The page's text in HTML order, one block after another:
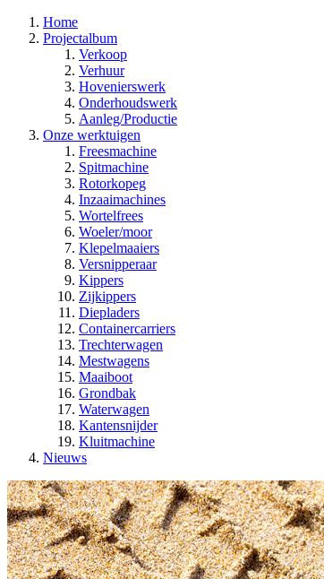
Home
Projectalbum
Verkoop
Verhuur
Hovenierswerk
Onderhoudswerk
Aanleg/Productie
Onze werktuigen
Freesmachine
Spitmachine
Rotorkopeg
Inzaaimachines
Wortelfrees
Woeler/moor
Klepelmaaiers
Versnipperaar
Kippers
Zijkippers
Diepladers
Containercarriers
Trechterwagen
Mestwagens
Maaiboot
Grondbak
Waterwagen
Kantensnijder
Kluitmachine
Nieuws